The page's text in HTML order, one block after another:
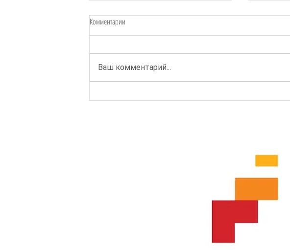
Стажировка "Организация
Комментарии
Ваш комментарий...